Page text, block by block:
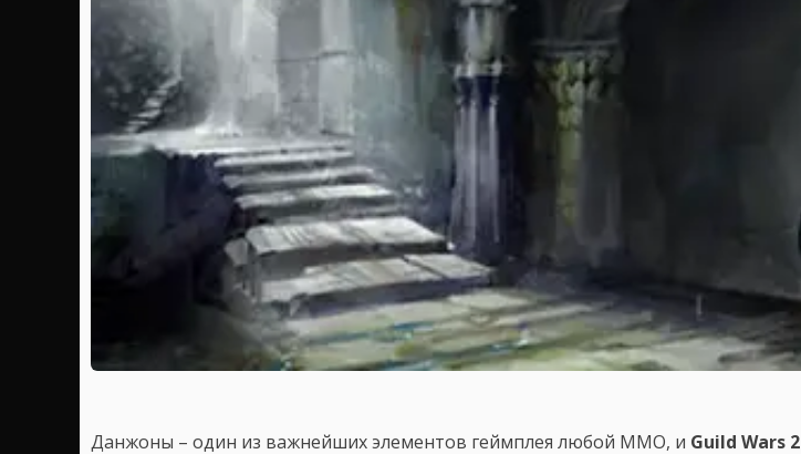
Данжоны – один из важнейших элементов геймплея любой MMO, и Guild Wars 2